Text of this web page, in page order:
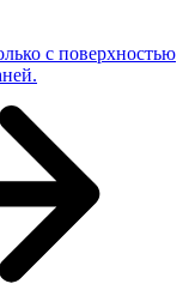
с поверхностью